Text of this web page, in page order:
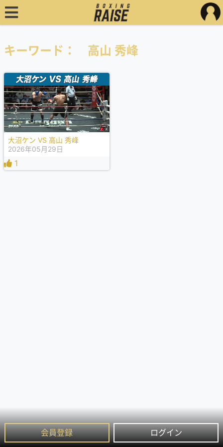
会員登録 ログイン
キーワード： 高山 秀峰
大沼ケン VS 高山 秀峰
2026年05月29日
1